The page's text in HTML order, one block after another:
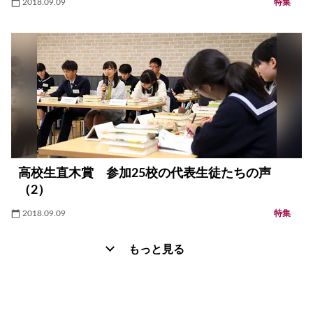
2018.09.09 特集
高校生直木賞 参加25校の代表生徒たちの声
（2）
2018.09.09 特集
もっと見る